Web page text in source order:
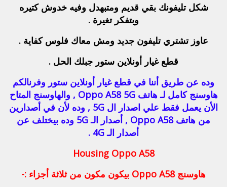
شكل تليفونك بقي قديم ومتبهدل وفيه خدوش كتيره
وبتفكر تغيرة .
عاوز تشتري تليفون جديد ومش معاك فلوس كفاية .
قطع غيار أونلاين ستور جبلك الحل .
وده عن طريق أننا في قطع غيار أونلاين ستور وفرنالكم
هاوسنج كامل لـ هاتف Oppo A58 5G , والهاوسنج المتاح
الأن يعمل فقط علي اصدار ال 5G , وده لأن في أصدارين
من هاتف Oppo A58 , أصدار الـ 5G وده بيختلف عن
أصدار الـ 4G .
Housing Oppo A58
هاوسنج Oppo A58 بيكون مكون من ثلاثة أجزاء :-